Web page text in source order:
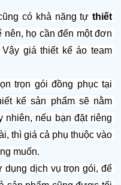
có khả năng tự thiết
nên, họ cần đến một đơn
giá thiết kế áo team
trọn gói đồng phục tại
kế sản phẩm sẽ nằm
nhiên, nếu bạn đặt riêng
thì giá cả phụ thuộc vào
muốn.
dụng dịch vụ trọn gói, để